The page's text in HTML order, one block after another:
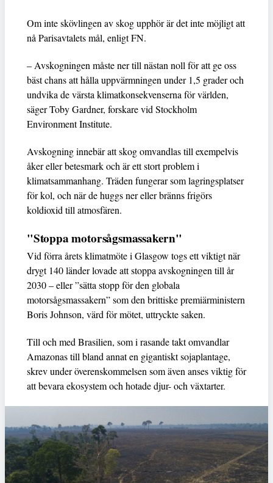
Om inte skövlingen av skog upphör är det inte möjligt att
nå Parisavtalets mål, enligt FN.
– Avskogningen måste ner till nästan noll för att ge oss
bäst chans att hålla uppvärmningen under 1,5 grader och
undvika de värsta klimatkonsekvenserna för världen,
säger Toby Gardner, forskare vid Stockholm
Environment Institute.
Avskogning innebär att skog omvandlas till exempelvis
åker eller betesmark och är ett stort problem i
klimatsammanhang. Träden fungerar som lagringsplatser
för kol, och när de huggs ner eller bränns frigörs
koldioxid till atmosfären.
"Stoppa motorsågsmassakern"
Vid förra årets klimatmöte i Glasgow togs ett viktigt när
drygt 140 länder lovade att stoppa avskogningen till år
2030 – eller ”sätta stopp för den globala
motorsågsmassakern” som den brittiske premiärministern
Boris Johnson, värd för mötet, uttryckte saken.
Till och med Brasilien, som i rasande takt omvandlar
Amazonas till bland annat en gigantiskt sojaplantage,
skrev under överenskommelsen som även anses viktig för
att bevara ekosystem och hotade djur- och växtarter.